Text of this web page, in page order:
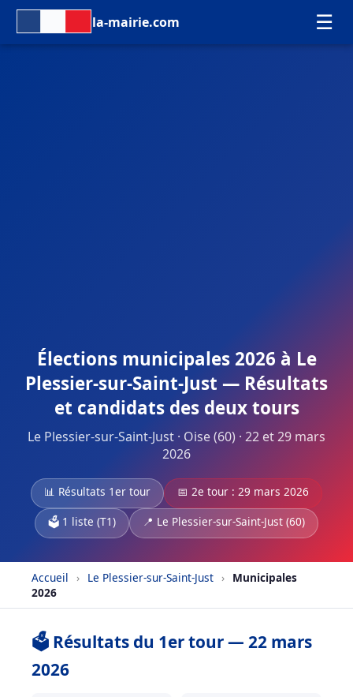
la-mairie.com ☰
Élections municipales 2026 à Le
Plessier-sur-Saint-Just — Résultats
et candidats des deux tours
Le Plessier-sur-Saint-Just · Oise (60) · 22 et 29 mars
2026
📊 Résultats 1er tour
📅 2e tour : 29 mars 2026
🗳️ 1 liste (T1)
📍 Le Plessier-sur-Saint-Just (60)
Accueil › Le Plessier-sur-Saint-Just › Municipales
2026
🗳️ Résultats du 1er tour — 22 mars
2026